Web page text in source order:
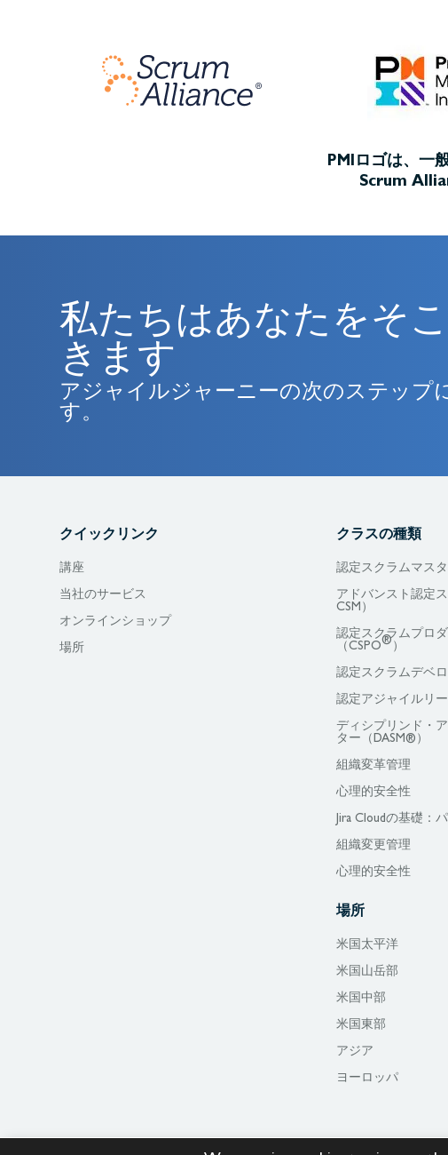
PMIロゴは、一
Scrum
私たちはあなたをそ
きます
アジャイルジャーニーの次のステップ
す。
クイックリンク
講座
当社のサービス
オンラインショップ
場所
クラスの種類
認定スクラムマスタ
アドバンスト認定
CSM）
認定スクラムプロ
（CSPO® ）
認定スクラムデベ
認定アジャイルリ
ディシプリンド・
ター（DASM®）
組織変革管理
心理的安全性
Jira Cloudの基礎：
組織変更管理
心理的安全性
場所
米国太平洋
米国山岳部
米国中部
米国東部
アジア
ヨーロッパ